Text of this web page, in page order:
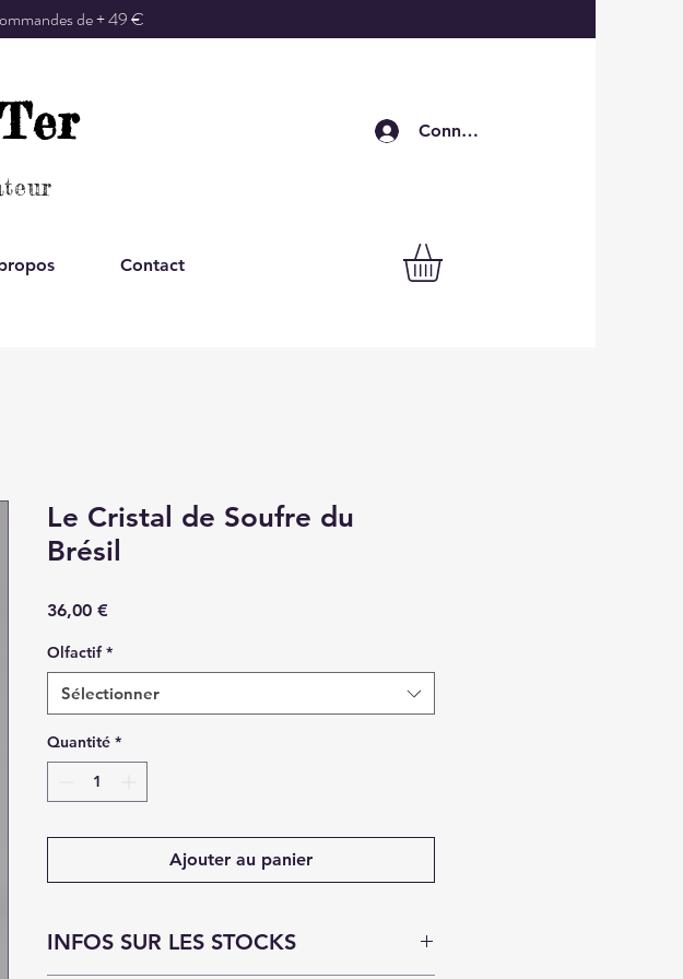
de + 49 €
Connexion
Contact
Le Cristal de Soufre du
Brésil
36,00 €
Olfactif *
Sélectionner
Quantité *
Ajouter au panier
INFOS SUR LES STOCKS